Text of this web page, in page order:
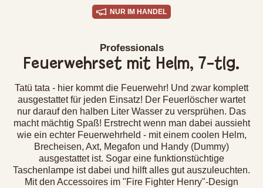
NUR IM HANDEL
Professionals
Feuerwehrset mit Helm, 7-tlg.
Tatü tata - hier kommt die Feuerwehr! Und zwar komplett
ausgestattet für jeden Einsatz! Der Feuerlöscher wartet
nur darauf den halben Liter Wasser zu versprühen. Das
macht mächtig Spaß! Erstrecht wenn man dabei aussieht
wie ein echter Feuerwehrheld - mit einem coolen Helm,
Brecheisen, Axt, Megafon und Handy (Dummy)
ausgestattet ist. Sogar eine funktionstüchtige
Taschenlampe ist dabei und hilft alles gut auszuleuchten.
Mit den Accessoires im "Fire Fighter Henry"-Design